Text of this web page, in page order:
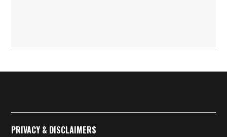
PRIVACY & DISCLAIMERS